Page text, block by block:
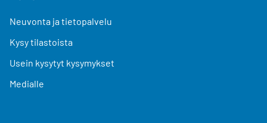
Neuvonta ja tietopalvelu
Kysy tilastoista
Usein kysytyt kysymykset
Medialle